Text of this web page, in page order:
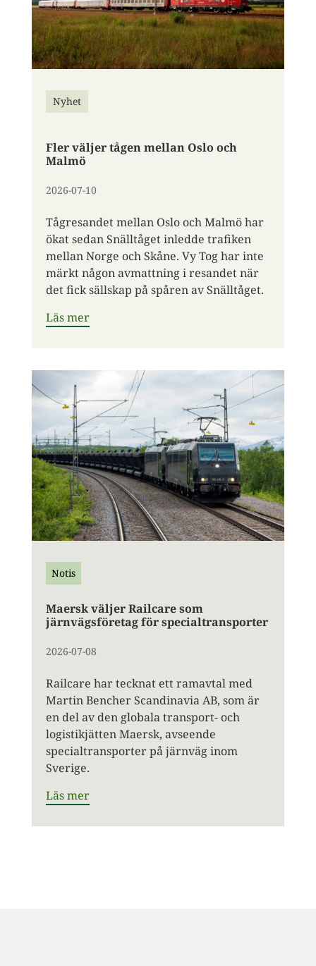
Nyhet
Fler väljer tågen mellan Oslo och
Malmö
2026-07-10
Tågresandet mellan Oslo och Malmö har
ökat sedan Snälltåget inledde trafiken
mellan Norge och Skåne. Vy Tog har inte
märkt någon avmattning i resandet när
det fick sällskap på spåren av Snälltåget.
Läs mer
Notis
Maersk väljer Railcare som
järnvägsföretag för specialtransporter
2026-07-08
Railcare har tecknat ett ramavtal med
Martin Bencher Scandinavia AB, som är
en del av den globala transport- och
logistikjätten Maersk, avseende
specialtransporter på järnväg inom
Sverige.
Läs mer